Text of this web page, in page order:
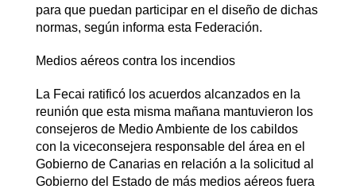
para que puedan participar en el diseño de dichas
normas, según informa esta Federación.
Medios aéreos contra los incendios
La Fecai ratificó los acuerdos alcanzados en la
reunión que esta misma mañana mantuvieron los
consejeros de Medio Ambiente de los cabildos
con la viceconsejera responsable del área en el
Gobierno de Canarias en relación a la solicitud al
Gobierno del Estado de más medios aéreos fuera